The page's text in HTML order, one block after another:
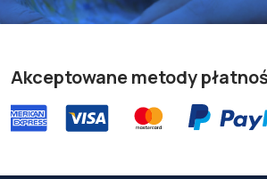
Akceptowane metody